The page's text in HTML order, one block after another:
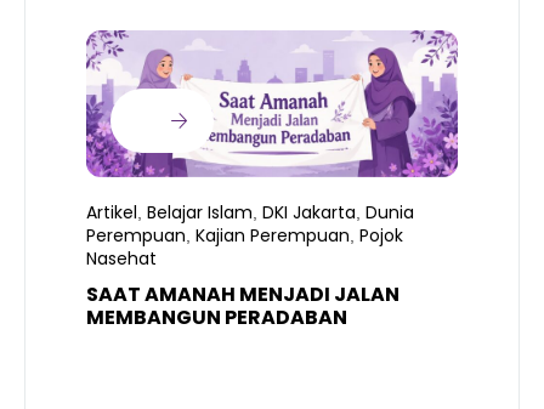
Artikel, Belajar Islam, DKI Jakarta, Dunia
Perempuan, Kajian Perempuan, Pojok
Nasehat
SAAT AMANAH MENJADI JALAN
MEMBANGUN PERADABAN